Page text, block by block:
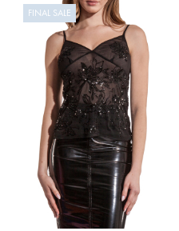
FINAL SALE